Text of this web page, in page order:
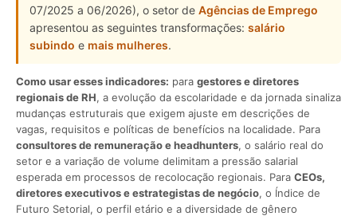
07/2025 a 06/2026), o setor de Agências de Emprego
apresentou as seguintes transformações: salário
subindo e mais mulheres.
Como usar esses indicadores: para gestores e diretores
regionais de RH, a evolução da escolaridade e da jornada sinaliza
mudanças estruturais que exigem ajuste em descrições de
vagas, requisitos e políticas de benefícios na localidade. Para
consultores de remuneração e headhunters, o salário real do
setor e a variação de volume delimitam a pressão salarial
esperada em processos de recolocação regionais. Para CEOs,
diretores executivos e estrategistas de negócio, o Índice de
Futuro Setorial, o perfil etário e a diversidade de gênero